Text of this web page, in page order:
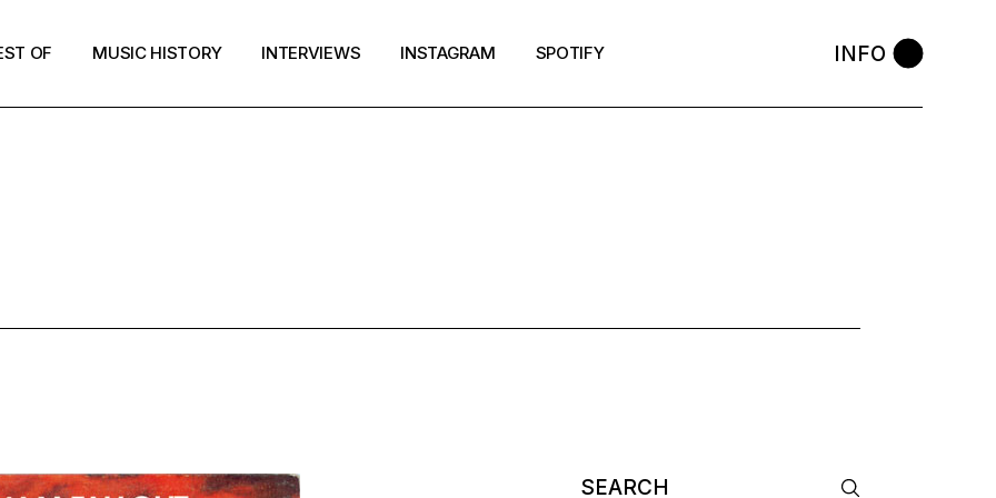
OF MUSIC HISTORY INTERVIEWS INSTAGRAM SPOTIFY INFO
Search